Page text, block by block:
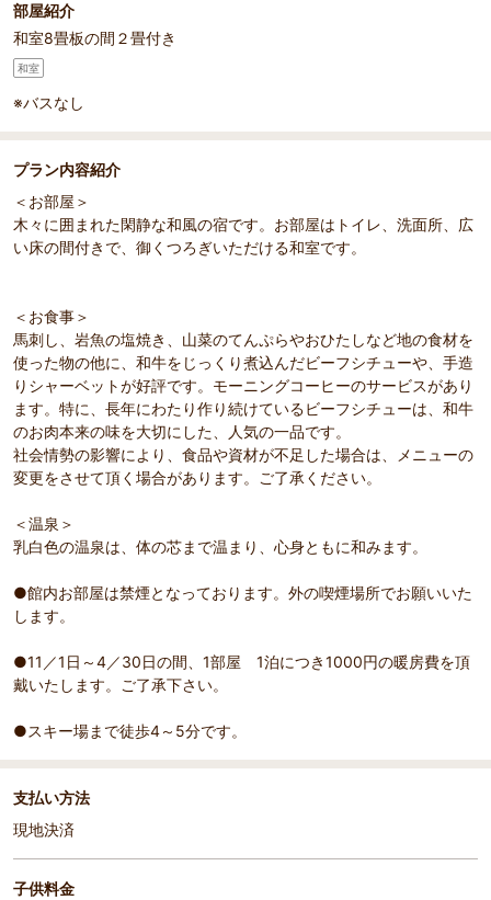
部屋紹介
和室8畳板の間２畳付き
和室
※バスなし
プラン内容紹介
＜お部屋＞
木々に囲まれた閑静な和風の宿です。お部屋はトイレ、洗面所、広
い床の間付きで、御くつろぎいただける和室です。
＜お食事＞
馬刺し、岩魚の塩焼き、山菜のてんぷらやおひたしなど地の食材を
使った物の他に、和牛をじっくり煮込んだビーフシチューや、手造
りシャーベットが好評です。モーニングコーヒーのサービスがあり
ます。特に、長年にわたり作り続けているビーフシチューは、和牛
のお肉本来の味を大切にした、人気の一品です。
社会情勢の影響により、食品や資材が不足した場合は、メニューの
変更をさせて頂く場合があります。ご了承ください。
＜温泉＞
乳白色の温泉は、体の芯まで温まり、心身ともに和みます。
●館内お部屋は禁煙となっております。外の喫煙場所でお願いいた
します。
●11／1日～4／30日の間、1部屋 1泊につき1000円の暖房費を頂
戴いたします。ご了承下さい。
●スキー場まで徒歩4～5分です。
支払い方法
現地決済
子供料金